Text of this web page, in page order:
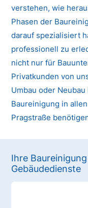
verstehen, wie
Phasen der
darauf spezialisiert
professionell zu
nicht nur für
Privatkunden von
Umbau oder
Baureinigung in
Pragstraße
Ihre
Gebäudedienste